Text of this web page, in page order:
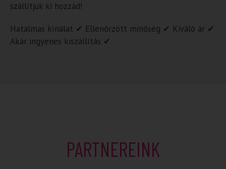
szállítjuk ki hozzád!
Hatalmas kínálat ✔ Ellenőrzött minőség ✔ Kiváló ár ✔
Akár ingyenes kiszállítás ✔
PARTNEREINK